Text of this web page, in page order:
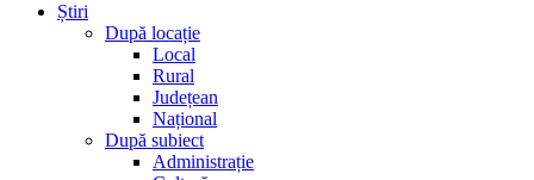
Știri
După locație
Local
Rural
Județean
Național
După subiect
Administrație